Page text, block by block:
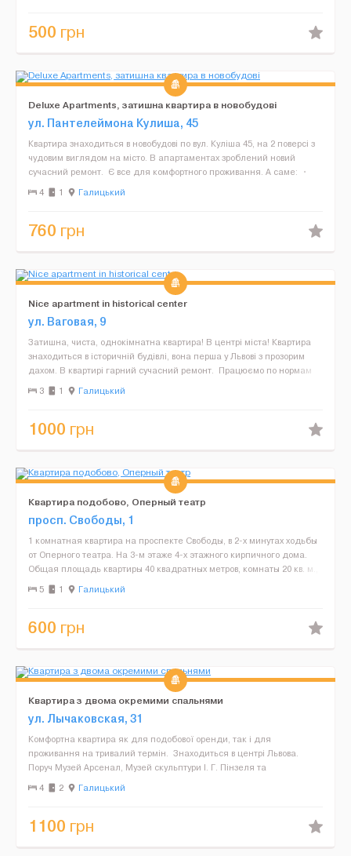
500 грн
Deluxe Apartments, затишна квартира в новобудові
ул. Пантелеймона Кулиша, 45
Квартира знаходиться в новобудові по вул. Куліша 45, на 2 поверсі з
чудовим виглядом на місто. В апартаментах зроблений новий
сучасний ремонт. Є все для комфортного проживання. А саме: •
сучасна вмонтована кухня, ...
4 1 Галицький
760 грн
Nice apartment in historical center
ул. Ваговая, 9
Затишна, чиста, однокімнатна квартира! В центрі міста! Квартира
знаходиться в історичній будівлі, вона перша у Львові з прозорим
дахом. В квартирі гарний сучасний ремонт. Працюємо по нормам
найкращих готелів! * Чистот...
3 1 Галицький
1000 грн
Квартира подобово, Оперный театр
просп. Свободы, 1
1 комнатная квартира на проспекте Cвободы, в 2-х минутах ходьбы
от Оперного театра. На 3-м этаже 4-х этажного кирпичного дома.
Общая площадь квартиры 40 квадратных метров, комнаты 20 кв. м.,
высота потолков 3,6 м. В квартире: авто...
5 1 Галицький
600 грн
Квартира з двома окремими спальнями
ул. Лычаковская, 31
Комфортна квартира як для подобової оренди, так і для
проживання на тривалий термін. Знаходиться в центрі Львова.
Поруч Музей Арсенал, Музей скульптури І. Г. Пінзеля та
Бернардинський собор. До площі Ринок - 10 х...
4 2 Галицький
1100 грн